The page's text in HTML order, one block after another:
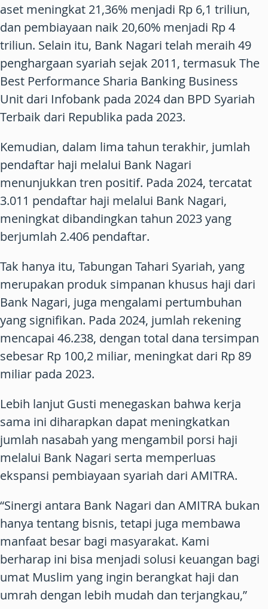
aset meningkat 21,36% menjadi Rp 6,1 triliun,
dan pembiayaan naik 20,60% menjadi Rp 4
triliun. Selain itu, Bank Nagari telah meraih 49
penghargaan syariah sejak 2011, termasuk The
Best Performance Sharia Banking Business
Unit dari Infobank pada 2024 dan BPD Syariah
Terbaik dari Republika pada 2023.
Kemudian, dalam lima tahun terakhir, jumlah
pendaftar haji melalui Bank Nagari
menunjukkan tren positif. Pada 2024, tercatat
3.011 pendaftar haji melalui Bank Nagari,
meningkat dibandingkan tahun 2023 yang
berjumlah 2.406 pendaftar.
Tak hanya itu, Tabungan Tahari Syariah, yang
merupakan produk simpanan khusus haji dari
Bank Nagari, juga mengalami pertumbuhan
yang signifikan. Pada 2024, jumlah rekening
mencapai 46.238, dengan total dana tersimpan
sebesar Rp 100,2 miliar, meningkat dari Rp 89
miliar pada 2023.
Lebih lanjut Gusti menegaskan bahwa kerja
sama ini diharapkan dapat meningkatkan
jumlah nasabah yang mengambil porsi haji
melalui Bank Nagari serta memperluas
ekspansi pembiayaan syariah dari AMITRA.
“Sinergi antara Bank Nagari dan AMITRA bukan
hanya tentang bisnis, tetapi juga membawa
manfaat besar bagi masyarakat. Kami
berharap ini bisa menjadi solusi keuangan bagi
umat Muslim yang ingin berangkat haji dan
umrah dengan lebih mudah dan terjangkau,”